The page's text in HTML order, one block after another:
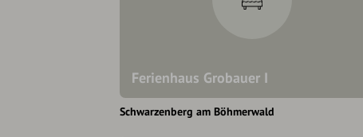
Ferienhaus Grobauer I
Schwarzenberg am Böhmerwald